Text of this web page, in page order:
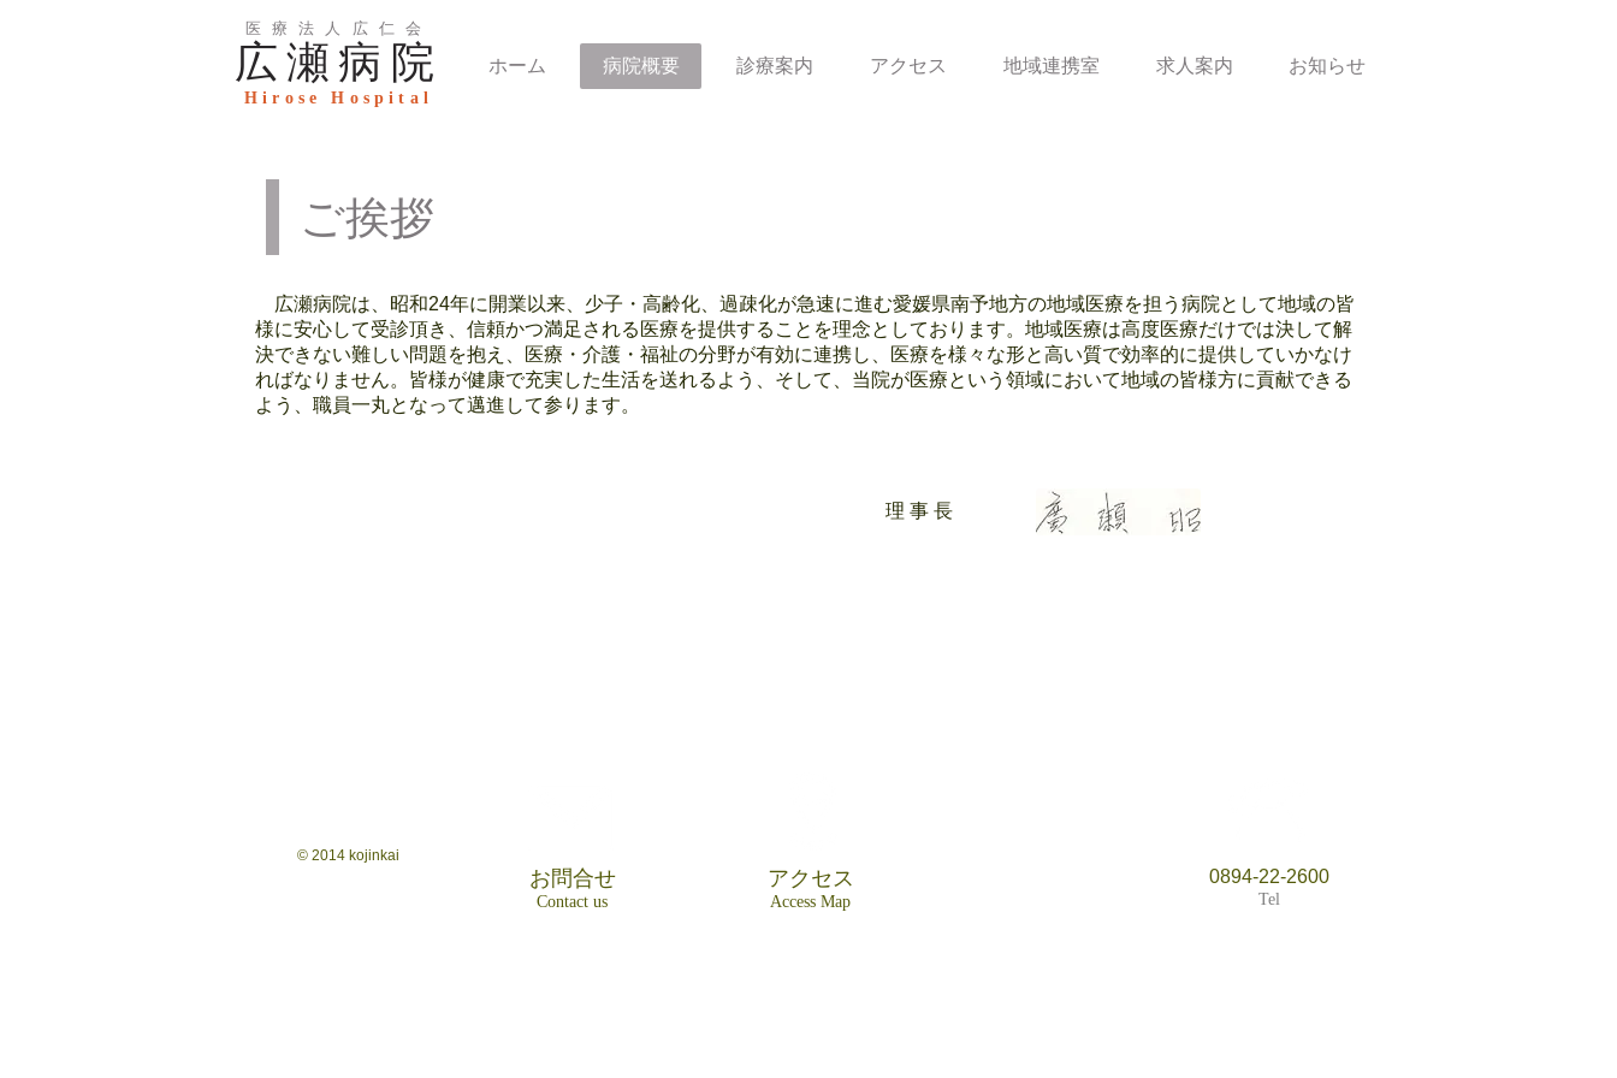
医療法人広仁会
広瀬病院
Hirose Hospital
ホーム 病院概要 診療案内 アクセス 地域連携室 求人案内 お知らせ
ご挨拶
広瀬病院は、昭和24年に開業以来、少子・高齢化、過疎化が急速に進む愛媛県南予地方の地域医療を担う病院として地域の皆
様に安心して受診頂き、信頼かつ満足される医療を提供することを理念としております。地域医療は高度医療だけでは決して解
決できない難しい問題を抱え、医療・介護・福祉の分野が有効に連携し、医療を様々な形と高い質で効率的に提供していかなけ
ればなりません。皆様が健康で充実した生活を送れるよう、そして、当院が医療という領域において地域の皆様方に貢献できる
よう、職員一丸となって邁進して参ります。
理 事 長
© 2014 kojinkai
お問合せ
Contact us
アクセス
Access Map
0894-22-2600
Tel